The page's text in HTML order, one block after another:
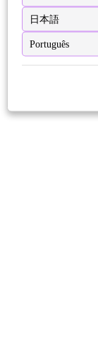
日本語
Português